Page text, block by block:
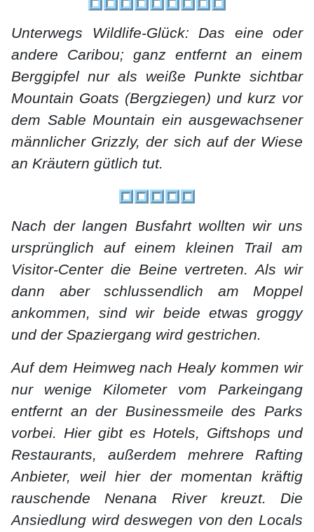
Unterwegs Wildlife-Glück: Das eine oder
andere Caribou; ganz entfernt an einem
Berggipfel nur als weiße Punkte sichtbar
Mountain Goats (Bergziegen) und kurz vor
dem Sable Mountain ein ausgewachsener
männlicher Grizzly, der sich auf der Wiese
an Kräutern gütlich tut.
Nach der langen Busfahrt wollten wir uns
ursprünglich auf einem kleinen Trail am
Visitor-Center die Beine vertreten. Als wir
dann aber schlussendlich am Moppel
ankommen, sind wir beide etwas groggy
und der Spaziergang wird gestrichen.
Auf dem Heimweg nach Healy kommen wir
nur wenige Kilometer vom Parkeingang
entfernt an der Businessmeile des Parks
vorbei. Hier gibt es Hotels, Giftshops und
Restaurants, außerdem mehrere Rafting
Anbieter, weil hier der momentan kräftig
rauschende Nenana River kreuzt. Die
Ansiedlung wird deswegen von den Locals